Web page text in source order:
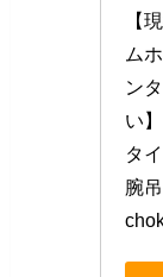
【
ム
ン
い
タ
腕